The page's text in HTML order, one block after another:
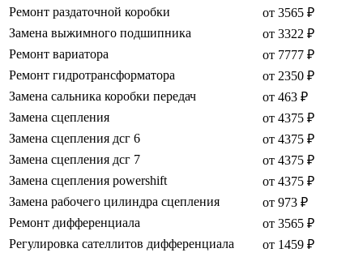
Ремонт раздаточной коробки
от 3565 ₽
Замена выжимного подшипника
от 3322 ₽
Ремонт вариатора
от 7777 ₽
Ремонт гидротрансформатора
от 2350 ₽
Замена сальника коробки передач
от 463 ₽
Замена сцепления
от 4375 ₽
Замена сцепления дсг 6
от 4375 ₽
Замена сцепления дсг 7
от 4375 ₽
Замена сцепления powershift
от 4375 ₽
Замена рабочего цилиндра сцепления
от 973 ₽
Ремонт дифференциала
от 3565 ₽
Регулировка сателлитов дифференциала
от 1459 ₽